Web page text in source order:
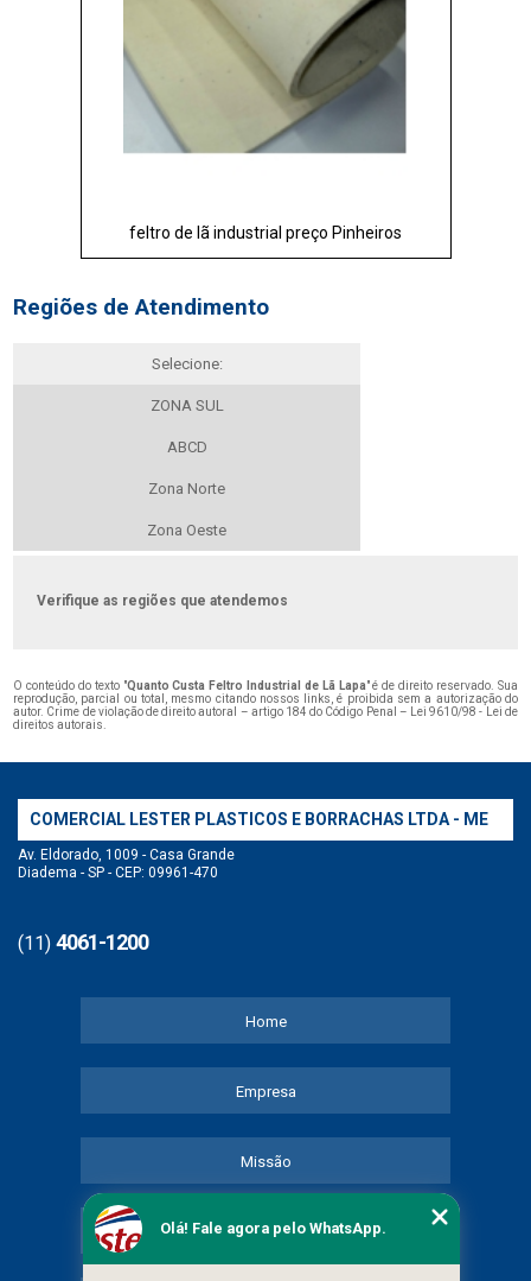
feltro de lã industrial preço Pinheiros
Regiões de Atendimento
Selecione:
ZONA SUL
ABCD
Zona Norte
Zona Oeste
Verifique as regiões que atendemos
O conteúdo do texto "Quanto Custa Feltro Industrial de Lã Lapa" é de direito reservado. Sua
reprodução, parcial ou total, mesmo citando nossos links, é proibida sem a autorização do
autor. Crime de violação de direito autoral – artigo 184 do Código Penal –
Lei 9610/98 - Lei de
direitos autorais
COMERCIAL LESTER PLASTICOS E BORRACHAS LTDA - ME
Av. Eldorado, 1009 - Casa Grande
Diadema - SP - CEP: 09961-470
(11) 4061-1200
Home
Empresa
Missão
Serviços
Olá! Fale agora pelo WhatsApp.